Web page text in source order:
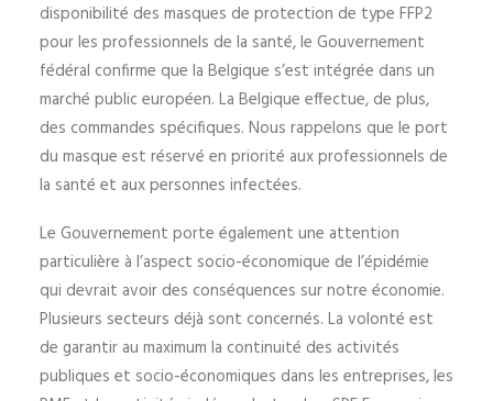
disponibilité des masques de protection de type FFP2
pour les professionnels de la santé, le Gouvernement
fédéral confirme que la Belgique s’est intégrée dans un
marché public européen. La Belgique effectue, de plus,
des commandes spécifiques. Nous rappelons que le port
du masque est réservé en priorité aux professionnels de
la santé et aux personnes infectées.
Le Gouvernement porte également une attention
particulière à l’aspect socio-économique de l’épidémie
qui devrait avoir des conséquences sur notre économie.
Plusieurs secteurs déjà sont concernés. La volonté est
de garantir au maximum la continuité des activités
publiques et socio-économiques dans les entreprises, les